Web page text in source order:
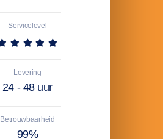
Servicelevel
Levering
24 - 48 uur
Betrouwbaarheid
99%